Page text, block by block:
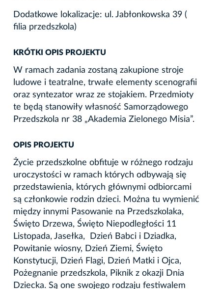
Dodatkowe lokalizacje: ul. Jabłonkowska 39 (
filia przedszkola)
KRÓTKI OPIS PROJEKTU
W ramach zadania zostaną zakupione stroje
ludowe i teatralne, trwałe elementy scenografii
oraz syntezator wraz ze stojakiem. Przedmioty
te będą stanowiły własność Samorządowego
Przedszkola nr 38 „Akademia Zielonego Misia”.
OPIS PROJEKTU
Życie przedszkolne obfituje w różnego rodzaju
uroczystości w ramach których odbywają się
przedstawienia, których głównymi odbiorcami
są członkowie rodzin dzieci. Można tu wymienić
między innymi Pasowanie na Przedszkolaka,
Święto Drzewa, Święto Niepodległości 11
Listopada, Jasełka, Dzień Babci i Dziadka,
Powitanie wiosny, Dzień Ziemi, Święto
Konstytucji, Dzień Flagi, Dzień Matki i Ojca,
Pożegnanie przedszkola, Piknik z okazji Dnia
Dziecka. Są one swojego rodzaju festiwalem